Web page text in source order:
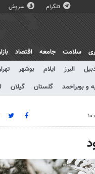
تلگرام سروش
سلامت جامعه اقتصاد
البرز ایلام بوشهر
و بویراحمد گلستان گیلان